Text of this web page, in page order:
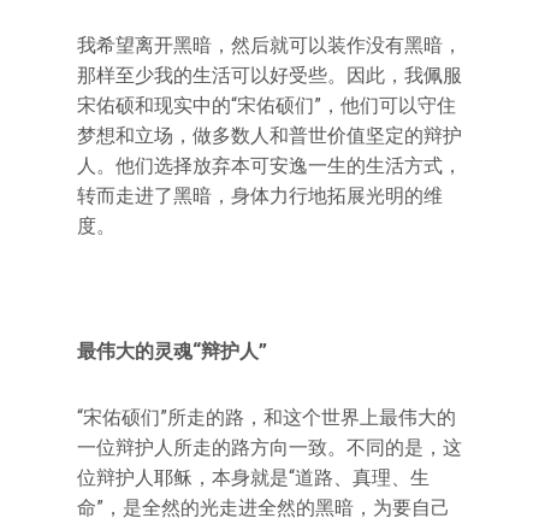
我希望离开黑暗，然后就可以装作没有黑暗，
那样至少我的生活可以好受些。因此，我佩服
宋佑硕和现实中的“宋佑硕们”，他们可以守住
梦想和立场，做多数人和普世价值坚定的辩护
人。他们选择放弃本可安逸一生的生活方式，
转而走进了黑暗，身体力行地拓展光明的维
度。
最伟大的灵魂“辩护人”
“宋佑硕们”所走的路，和这个世界上最伟大的
一位辩护人所走的路方向一致。不同的是，这
位辩护人耶稣，本身就是“道路、真理、生
命”，是全然的光走进全然的黑暗，为要自己